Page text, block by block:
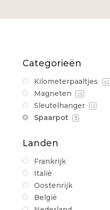
Categorieën
Kilometerpaaltjes
Magneten 25
Sleutelhanger 13
Spaarpot 3
Landen
Frankrijk
Italië
Oostenrijk
België